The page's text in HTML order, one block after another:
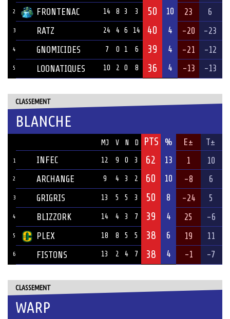
2 FRONTENAC 14 8 3 3 50 10 23 6
3 RATZ 24 4 6 14 40 4 -20 -23
4 GNOMICIDES 7 0 1 6 39 4 -21 -12
5 LOONATIQUES 10 2 0 8 36 4 -13 -13
CLASSEMENT
BLANCHE
MJ V N D PTS % E± T±
1 INFEC 12 9 0 3 62 13 1 10
2 ARCHANGE 9 4 3 2 60 10 -8 6
3 GRIGRIS 13 5 5 3 50 8 -24 5
4 BLIZZORK 14 4 3 7 39 4 25 -6
5 PLEX 18 8 5 5 38 6 19 11
6 FISTONS 13 2 4 7 38 4 -1 -7
CLASSEMENT
WARP